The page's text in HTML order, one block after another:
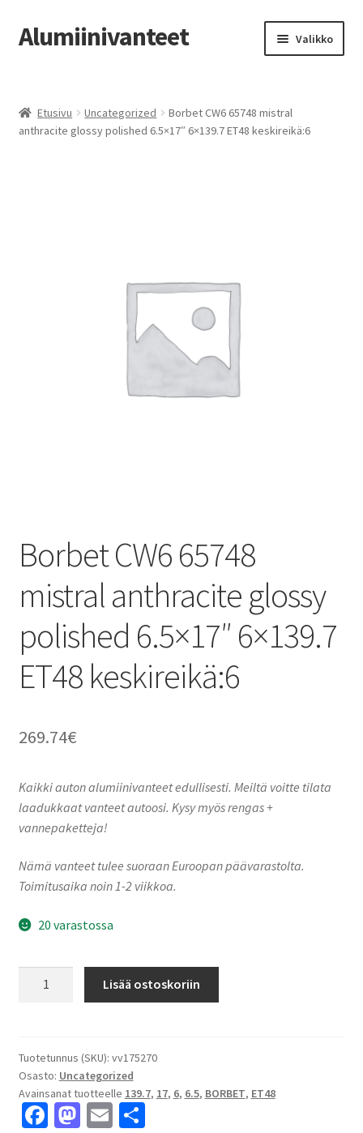
Siirry
navigointiin
Siirry
sisältöön
Alumiinivanteet Valikko
Kauppa
Etusivu Uncategorized
Borbet CW6 65748 mistral
anthracite glossy polished 6.5×17″ 6×139.7 ET48 keskireikä:6
Borbet CW6 65748
mistral anthracite glossy
polished 6.5×17″ 6×139.7
ET48 keskireikä:6
269.74€
Kaikki auton alumiinivanteet edullisesti. Meiltä voitte tilata
laadukkaat vanteet autoosi. Kysy myös rengas +
vannepaketteja!
Nämä vanteet tulee suoraan Euroopan päävarastolta.
Toimitusaika noin 1-2 viikkoa.
20 varastossa
anthracite
glossy
polished
6.5x17"
Lisää ostoskoriin
Tuotetunnus (SKU): vv175270
Osasto: Uncategorized
Avainsanat tuotteelle 139.7, 17, 6, 6.5, BORBET, ET48
Fa M E S